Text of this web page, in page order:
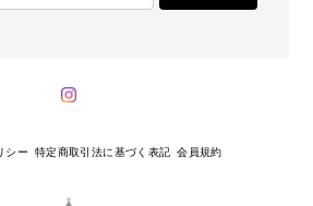
シー 特定商取引法に基づく表記 会員規約